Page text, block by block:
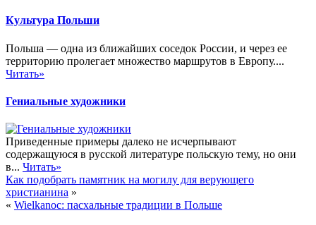
Культура Польши
Польша — одна из ближайших соседок России, и через ее
территорию пролегает множество маршрутов в Европу....
Читать»
Гениальные художники
Приведенные примеры далеко не исчерпывают
содержащуюся в русской литературе польскую тему, но они
в... Читать»
Как подобрать памятник на могилу для верующего
христианина »
« Wielkanoc: пасхальные традиции в Польше